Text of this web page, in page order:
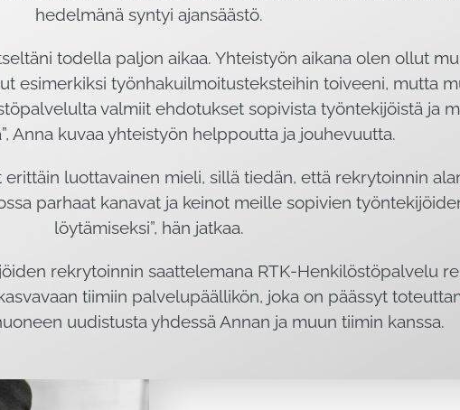
hedelmänä syntyi ajansäästö.
todella paljon aikaa. Yhteistyön aikana olen ollut
esimerkiksi työnhakuilmoitusteksteihin toiveeni, mutta
valmiit ehdotukset sopivista työntekijöistä ja
Anna kuvaa yhteistyön helppoutta ja jouhevuutta.
erittäin luottavainen mieli, sillä tiedän, että rekrytoinnin
parhaat kanavat ja keinot meille sopivien
löytämiseksi”, hän jatkaa.
rekrytoinnin saattelemana RTK-Henkilöstöpalvelu
tiimiin palvelupäällikön, joka on päässyt
uudistusta yhdessä Annan ja muun tiimin kanssa.